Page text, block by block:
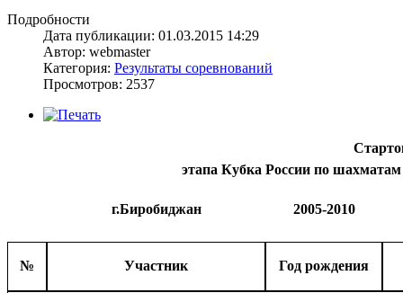
Подробности
Дата публикации: 01.03.2015 14:29
Автор: webmaster
Категория: Результаты соревнований
Просмотров: 2537
этапа Кубка России по
г.Биробиджан 2005-2010
№ Участник Год рождения